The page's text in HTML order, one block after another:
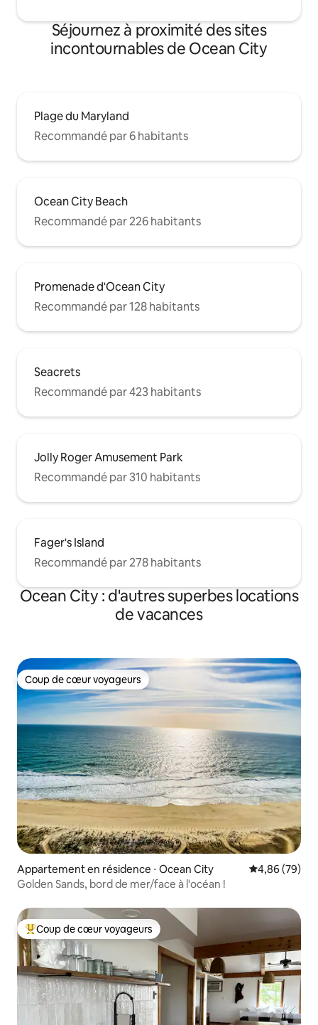
Séjournez à proximité des sites
incontournables de Ocean City
Plage du Maryland
Recommandé par 6 habitants
Ocean City Beach
Recommandé par 226 habitants
Promenade d'Ocean City
Recommandé par 128 habitants
Seacrets
Recommandé par 423 habitants
Jolly Roger Amusement Park
Recommandé par 310 habitants
Fager's Island
Recommandé par 278 habitants
Ocean City : d'autres superbes locations
de vacances
Coup de cœur voyageurs
Coup de cœur voyageurs
Appartement en résidence ⋅ Ocean City Évaluation
4,86 (79)
Golden Sands, bord de mer/face à l'océan !
Coups de cœur voyageurs les plus appréciés
Coup de cœur voyageurs